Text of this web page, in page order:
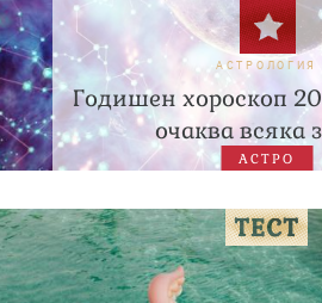
АСТРОЛОГИЯ
Годишен хороскоп
очаква всяка
АСТРО